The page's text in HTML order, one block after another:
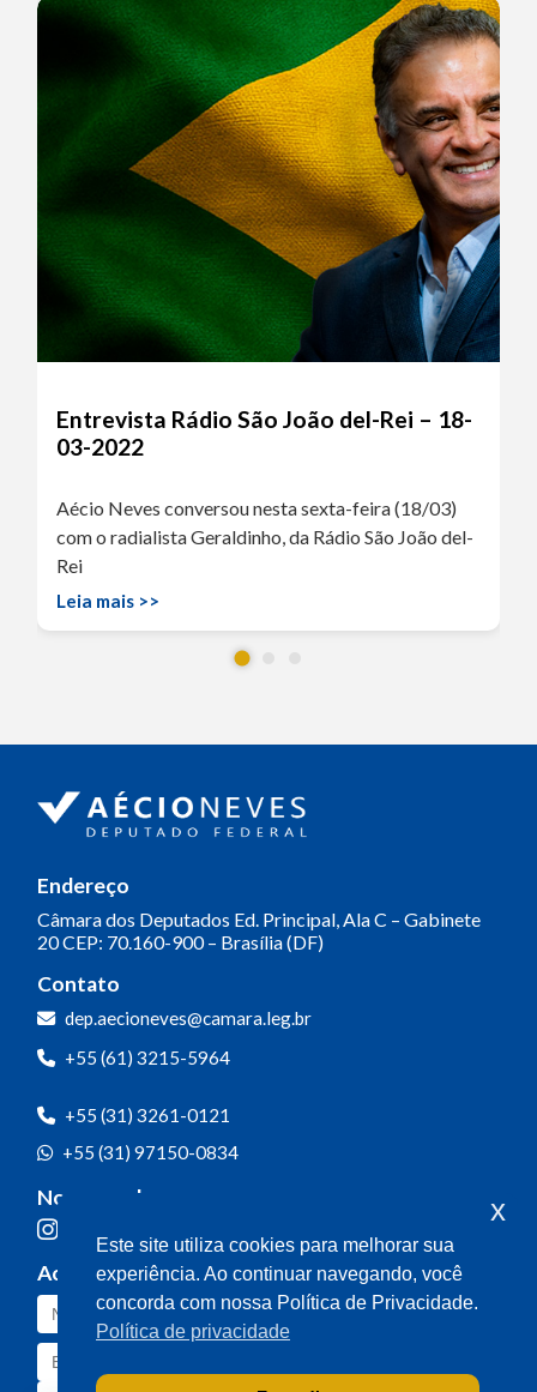
Entrevista Rádio São João del-Rei – 18-
03-2022
Aécio Neves conversou nesta sexta-feira (18/03)
com o radialista Geraldinho, da Rádio São João del-
Rei
Leia mais >>
Endereço
Câmara dos Deputados Ed. Principal, Ala C – Gabinete
20CEP: 70.160-900 – Brasília (DF)
Contato
dep.aecioneves@camara.leg.br
+55 (61) 3215-5964
+55 (31) 3261-0121
+55 (31) 97150-0834
Nossas redes
Acompanhe o meu mandato
Este site utiliza cookies para melhorar sua
experiência. Ao continuar navegando, você
concorda com nossa Política de Privacidade.
Política de privacidade
x